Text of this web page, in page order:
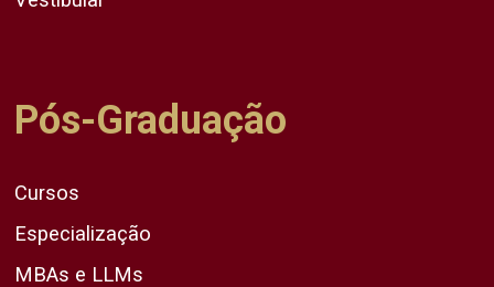
Pós-Graduação
Cursos
Especialização
MBAs e LLMs